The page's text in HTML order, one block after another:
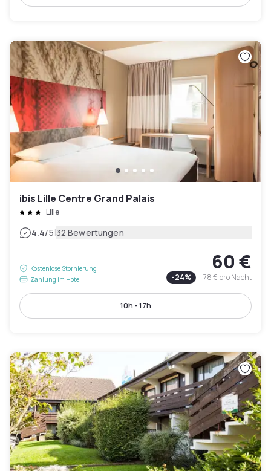
ibis Lille Centre Grand Palais
Lille
4.4/5|32 Bewertungen
Kostenlose Stornierung
Zahlung im Hotel
60 €
-24% 78 €pro Nacht
10h - 17h